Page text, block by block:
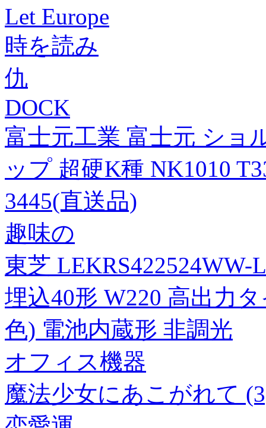
Let Europe
時を読み
仇
DOCK
富士元工業 富士元 ショ
ップ 超硬K種 NK1010
3445(直送品)
趣味の
東芝 LEKRS422524WW-
埋込40形 W220 高出力
色) 電池内蔵形 非調光
オフィス機器
魔法少女にあこがれて